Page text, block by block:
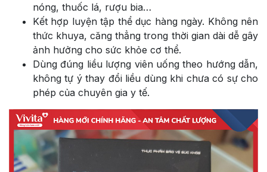
nóng, thuốc lá, rượu bia…
Kết hợp luyện tập thể dục hàng ngày. Không nên
thức khuya, căng thẳng trong thời gian dài dễ gây
ảnh hưởng cho sức khỏe cơ thể.
Dùng đúng liều lượng viên uống theo hướng dẫn,
không tự ý thay đổi liều dùng khi chưa có sự cho
phép của chuyên gia y tế.